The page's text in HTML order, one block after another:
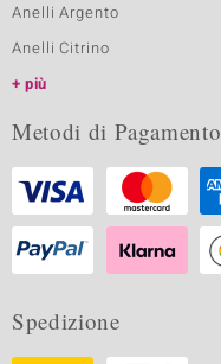
Anelli Argento
Anelli Citrino
più
Metodi di Pagamento
Spedizione